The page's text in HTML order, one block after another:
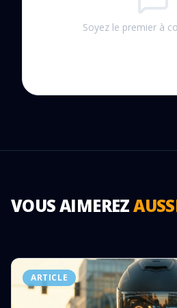
Soyez le premier à
VOUS AIMEREZ
ARTICLE